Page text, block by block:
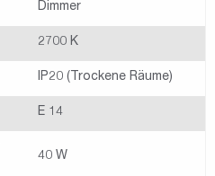
Dimmer
2700 K
IP20 (Trockene Räume)
E 14
40 W